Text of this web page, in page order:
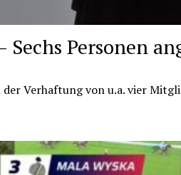
Sechs Personen
Verhaftung von u.a. vier